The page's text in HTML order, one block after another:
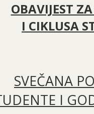
OBAVIJEST
I CIKLUSA
SVEČANA
I